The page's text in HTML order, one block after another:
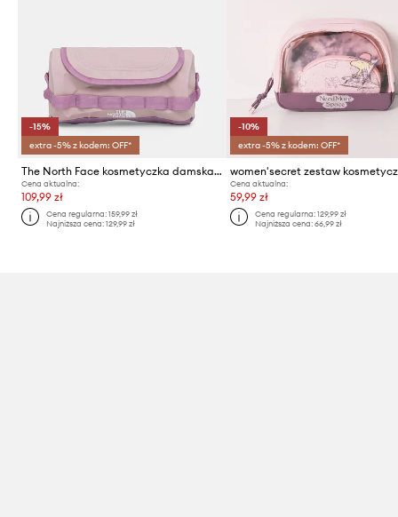
-15%
extra -5% z kodem: OFF*
The North Face kosmetyczka damska Base Camp Travel Canister 3,5L
Cena aktualna:
109,99 zł
Cena regularna:159,99 zł
Najniższa cena:129,99 zł
-10%
extra -5% z kodem: OFF*
Cena aktualna:
59,99 zł
Cena regularna: 129,99 zł
Najniższa cena: 66,99 zł